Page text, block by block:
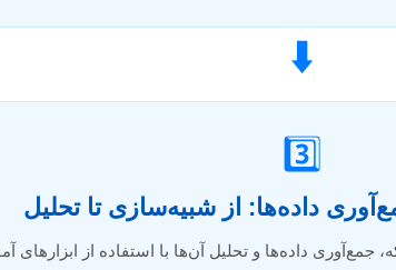
⬇️
3️⃣
داده‌ها: از شبیه‌سازی تا تحلیل
داده‌ها و تحلیل آن‌ها با استفاده از